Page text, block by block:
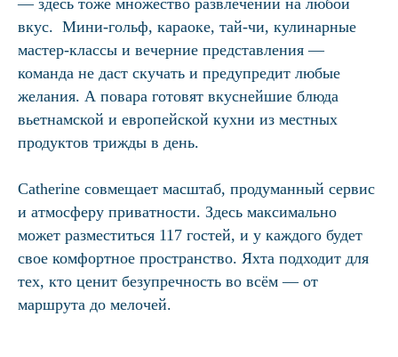
— здесь тоже множество развлечений на любой
вкус. Мини-гольф, караоке, тай-чи, кулинарные
мастер-классы и вечерние представления ­—
команда не даст скучать и предупредит любые
желания. А повара готовят вкуснейшие блюда
вьетнамской и европейской кухни из местных
продуктов трижды в день.
Catherine совмещает масштаб, продуманный сервис
и атмосферу приватности. Здесь максимально
может разместиться 117 гостей, и у каждого будет
свое комфортное пространство. Яхта подходит для
тех, кто ценит безупречность во всём ­— от
маршрута до мелочей.